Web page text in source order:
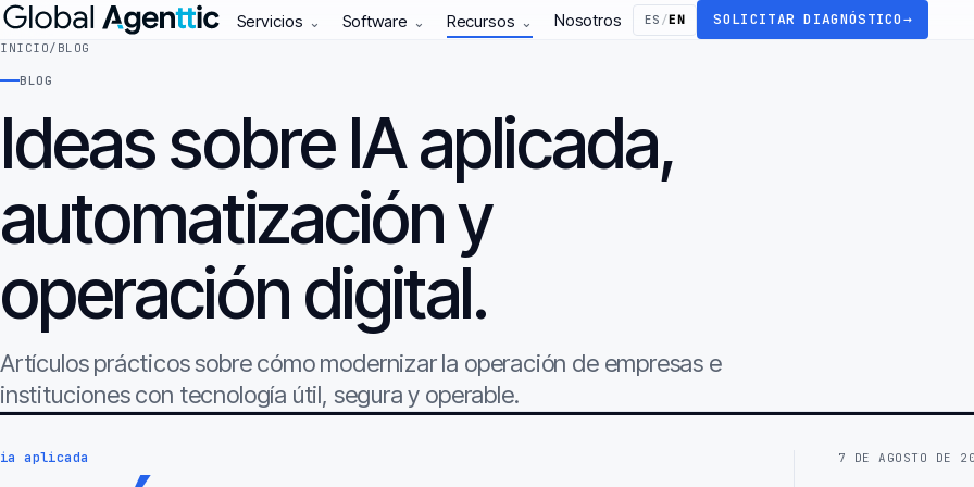
Servicios ⌄ Software ⌄ Recursos ⌄ Nosotros ES /EN SOLICITAR DIAGNÓSTICO→
INICIO/ BLOG
BLOG
Ideas sobre IA aplicada,
automatización y
operación digital.
Artículos prácticos sobre cómo modernizar la operación de empresas e
instituciones con tecnología útil, segura y operable.
ia aplicada 7 DE AGOSTO DE